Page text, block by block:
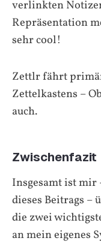
verlinkten
Repräsentation
sehr cool!
Zettlr fährt
Zettelkastens –
auch.
Zwischenfazit
Insgesamt ist mir
dieses Beitrags –
die zwei
an mein eigenes